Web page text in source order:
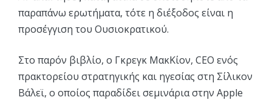
παραπάνω ερωτήματα, τότε η διέξοδος είναι η
προσέγγιση του Ουσιοκρατικού.
Στο παρόν βιβλίο, ο Γκρεγκ ΜακΚίον, CEO ενός
πρακτορείου στρατηγικής και ηγεσίας στη Σίλικον
Βάλεϊ, ο οποίος παραδίδει σεμινάρια στην Apple